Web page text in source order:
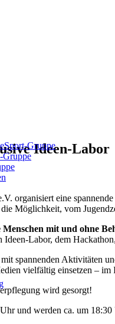
Gruppe
Gruppe Ideen-Labor
organisiert eine
Möglichkeit, vom
Menschen mit und ohne
Labor, dem
spannenden Aktivitäten
vielfältig einsetzen – im
wird gesorgt!
und werden ca. um